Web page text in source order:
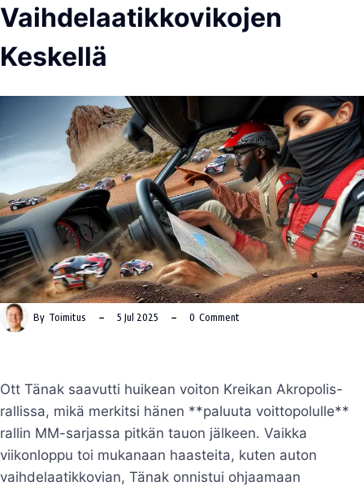
Vaihdelaatikkovikojen
Keskellä
By Toimitus 5 Jul 2025 0 Comment
Ott Tänak saavutti huikean voiton Kreikan Akropolis-
rallissa, mikä merkitsi hänen **paluuta voittopolulle**
rallin MM-sarjassa pitkän tauon jälkeen. Vaikka
viikonloppu toi mukanaan haasteita, kuten auton
vaihdelaatikkovian, Tänak onnistui ohjaamaan